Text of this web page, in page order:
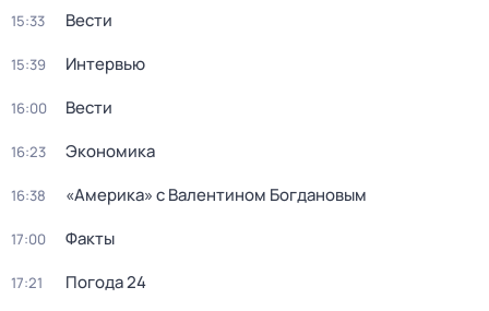
15:33 Вести
15:39 Интервью
16:00 Вести
16:23 Экономика
16:38 «Америка» с Валентином Богдановым
17:00 Факты
17:21 Погода 24